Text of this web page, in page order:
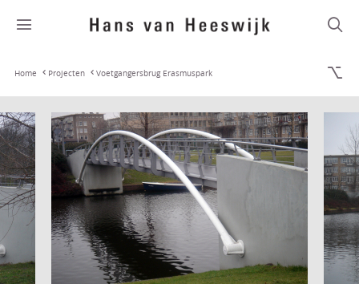
Home Projecten Voetgangersbrug Erasmuspark